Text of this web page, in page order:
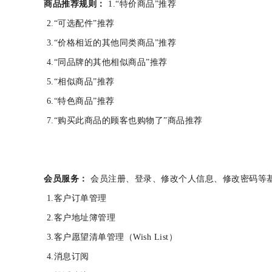
商品推荐规则： 1.“特价商品”推荐
2.“可选配件”推荐
3.“价格相近的其他同类商品”推荐
4.“同品牌的其他相似商品”推荐
5.“相似商品”推荐
6.“特色商品”推荐
7.“购买此商品的顾客也购物了”商品推荐
会员服务： 会员注册、登录、修改个人信息、修改密码
1.客户订单管理
2.客户地址簿管理
3.客户愿望清单管理（Wish List）
4.消息订阅